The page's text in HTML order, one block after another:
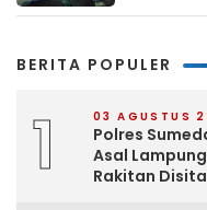
BERITA POPULER
1 03 AGUSTUS
Polres
Asal
Rakitan Disita